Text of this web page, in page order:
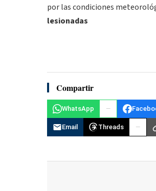
por las condiciones
lesionadas
Compartir
WhatsApp
Email Threads